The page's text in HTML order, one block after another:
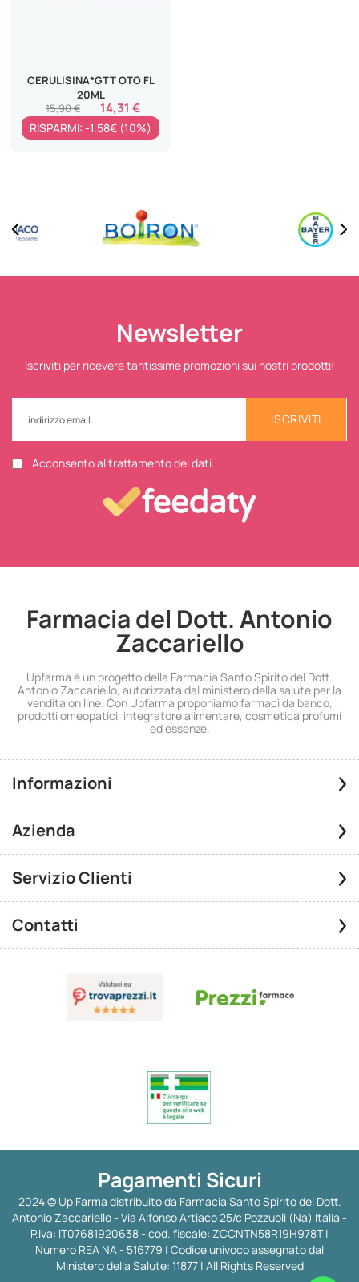
CERULISINA*GTT OTO FL
20ML
14,31 €
15,90 €
RISPARMI: -1.58€ (10%)
Newsletter
Iscriviti per ricevere tantissime promozioni sui nostri prodotti!
ISCRIVITI
Acconsento al trattamento dei dati.
Farmacia del Dott. Antonio
Zaccariello
Upfarma è un progetto della Farmacia Santo Spirito del Dott.
Antonio Zaccariello, autorizzata dal ministero della salute per la
vendita on line. Con Upfarma proponiamo farmaci da banco,
prodotti omeopatici, integratore alimentare, cosmetica profumi
ed essenze.
Informazioni
Azienda
Servizio Clienti
Contatti
Pagamenti Sicuri
2024 © Up Farma distribuito da Farmacia Santo Spirito del Dott.
Antonio Zaccariello - Via Alfonso Artiaco 25/c Pozzuoli (Na) Italia -
P.Iva: IT07681920638 - cod. fiscale: ZCCNTN58R19H978T |
Numero REA NA - 516779 | Codice univoco assegnato dal
Ministero della Salute: 11877 | All Rights Reserved